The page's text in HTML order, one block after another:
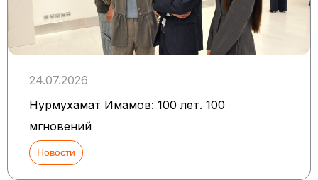
24.07.2026
Нурмухамат Имамов: 100 лет. 100
мгновений
Новости